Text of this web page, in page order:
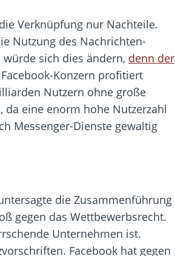
Verknüpfung nur Nachteile.
Nutzung des Nachrichten-
sich dies ändern, denn der
Konzern profitiert
Nutzern ohne große
eine enorm hohe Nutzerzahl
Messenger-Dienste gewaltig
die Zusammenführung
gegen das Wettbewerbsrecht.
Unternehmen ist.
Facebook hat gegen